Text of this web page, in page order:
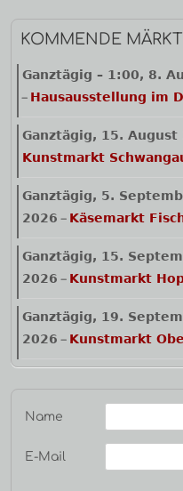
KOMMENDE
Ganztägig – 1:00, 8.
– Hausausstellung im
Ganztägig, 15. August
Kunstmarkt
Ganztägig, 5.
2026 – Käsemarkt
Ganztägig, 15.
2026 – Kunstmarkt
Ganztägig, 19.
2026 – Kunstmarkt
Name
E-Mail